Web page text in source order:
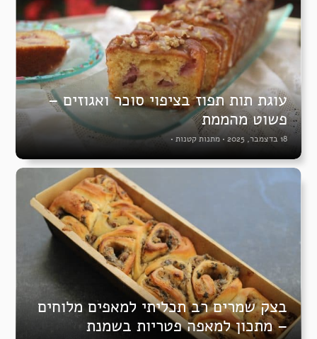
עוגת תות תפוז בציפוי סוכר ואגוזים –
פשוט מהממת
18 בדצמבר, 2025 • מתנות קטנות •
בצק שמרים רב תכליתי למאפים מלוחים
– מתכון למאפה פטריות בשמנת